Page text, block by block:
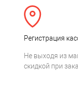
Регистрация
Не выходя из
скидкой при